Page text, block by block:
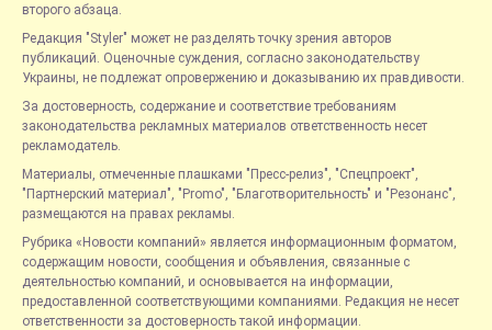
второго абзаца.
Редакция "Styler" может не разделять точку зрения авторов
публикаций. Оценочные суждения, согласно законодательству
Украины, не подлежат опровержению и доказыванию их правдивости.
За достоверность, содержание и соответствие требованиям
законодательства рекламных материалов ответственность несет
рекламодатель.
Материалы, отмеченные плашками "Пресс-релиз", "Спецпроект",
"Партнерский материал", "Promo", "Благотворительность" и "Резонанс",
размещаются на правах рекламы.
Рубрика «Новости компаний» является информационным форматом,
содержащим новости, сообщения и объявления, связанные с
деятельностью компаний, и основывается на информации,
предоставленной соответствующими компаниями. Редакция не несет
ответственности за достоверность такой информации.